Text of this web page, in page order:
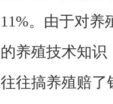
11%。由于对养
的养殖技术知
往往搞养殖赔了